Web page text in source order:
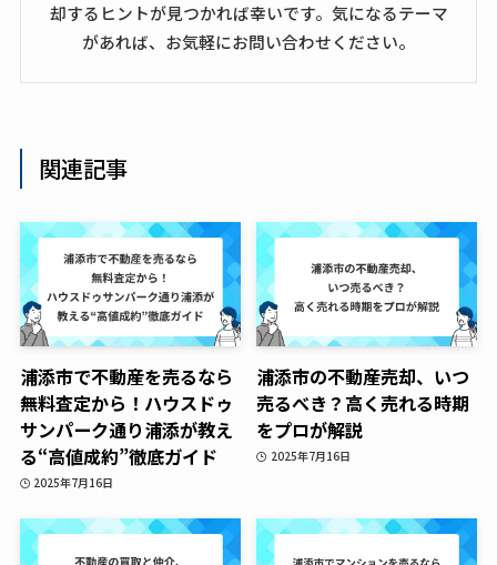
却するヒントが見つかれば幸いです。気になるテーマ
があれば、お気軽にお問い合わせください。
関連記事
浦添市で不動産を売るなら
無料査定から！ハウスドゥ
サンパーク通り浦添が教え
る“高値成約”徹底ガイド
2025年7月16日
浦添市の不動産売却、いつ
売るべき？高く売れる時期
をプロが解説
2025年7月16日